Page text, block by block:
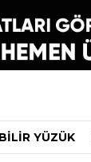
YÜZÜK